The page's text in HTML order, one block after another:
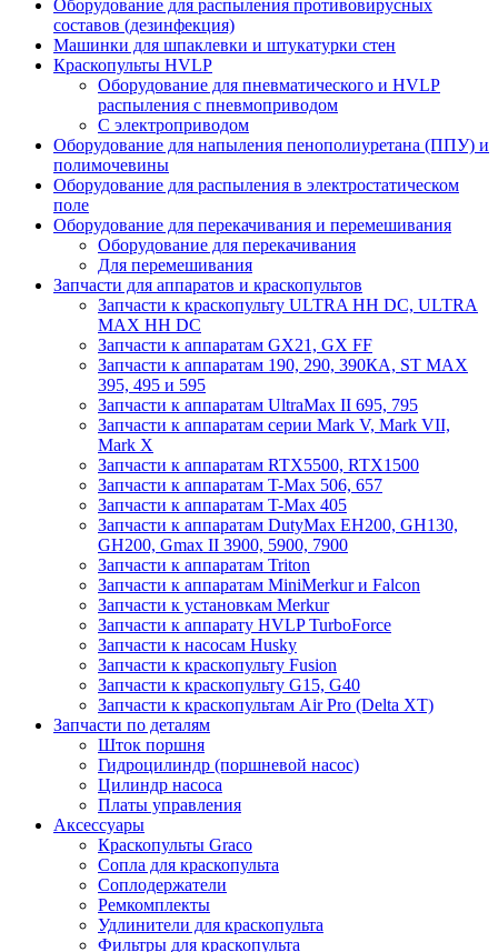
Оборудование для распыления противовирусных
составов (дезинфекция)
Машинки для шпаклевки и штукатурки стен
Краскопульты HVLP
Оборудование для пневматического и HVLP
распыления с пневмоприводом
C электроприводом
Оборудование для напыления пенополиуретана (ППУ) и
полимочевины
Оборудование для распыления в электростатическом
поле
Оборудование для перекачивания и перемешивания
Оборудование для перекачивания
Для перемешивания
Запчасти для аппаратов и краскопультов
Запчасти к краскопульту ULTRA HH DC, ULTRA
MAX HH DC
Запчасти к аппаратам GX21, GX FF
Запчасти к аппаратам 190, 290, 390КА, ST MAX
395, 495 и 595
Запчасти к аппаратам UltraMax II 695, 795
Запчасти к аппаратам серии Mark V, Mark VII,
Mark X
Запчасти к аппаратам RTX5500, RTX1500
Запчасти к аппаратам T-Max 506, 657
Запчасти к аппаратам T-Max 405
Запчасти к аппаратам DutyMax EH200, GH130,
GH200, Gmax II 3900, 5900, 7900
Запчасти к аппаратам Triton
Запчасти к аппаратам MiniMerkur и Falcon
Запчасти к установкам Merkur
Запчасти к аппарату HVLP TurboForce
Запчасти к насосам Husky
Запчасти к краскопульту Fusion
Запчасти к краскопульту G15, G40
Запчасти к краскопультам Air Pro (Delta XT)
Запчасти по деталям
Шток поршня
Гидроцилиндр (поршневой насос)
Цилиндр насоса
Платы управления
Аксессуары
Краскопульты Graco
Сопла для краскопульта
Соплодержатели
Ремкомплекты
Удлинители для краскопульта
Фильтры для краскопульта